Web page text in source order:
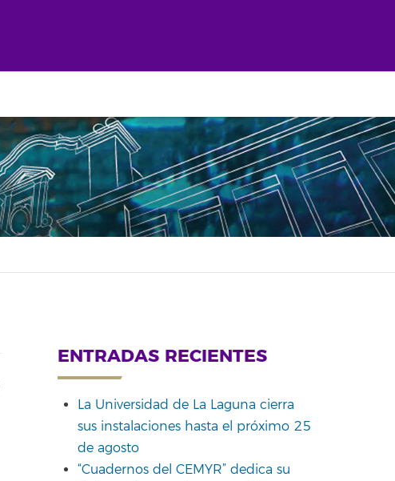
ENTRADAS RECIENTES
La Universidad de La Laguna cierra
sus instalaciones hasta el próximo 25
de agosto
“Cuadernos del CEMYR” dedica su